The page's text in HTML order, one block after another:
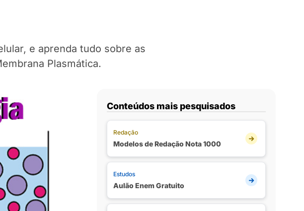
e aprenda tudo sobre as
Plasmática.
Conteúdos mais pesquisados
Redação
Modelos de Redação Nota 1000
Estudos
Aulão Enem Gratuito